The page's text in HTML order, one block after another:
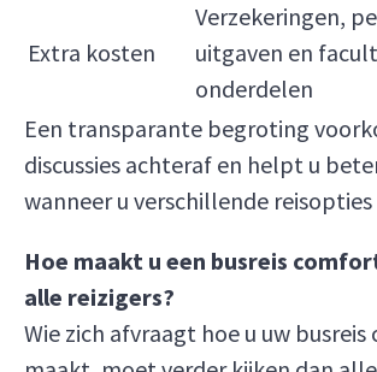
Extra kosten
Verzekeringen,
uitgaven en
onderdelen
Een transparante begroting
discussies achteraf en helpt u
wanneer u verschillende
Hoe maakt u een busreis
alle reizigers?
Wie zich afvraagt hoe u uw